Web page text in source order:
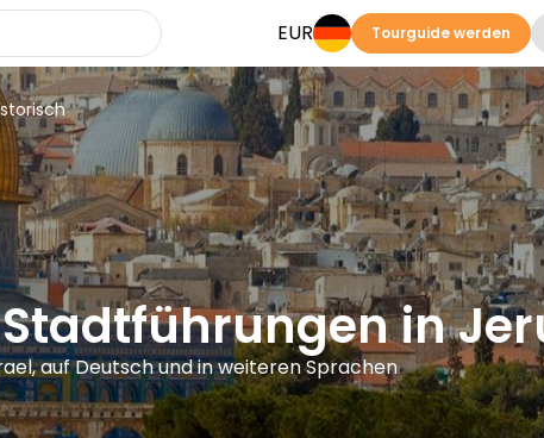
EUR Tourguide werden
in
auf Deutsch und in weiteren Sprachen